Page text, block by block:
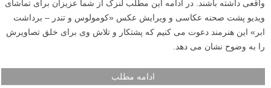
ترکیب عکس ها، تصاویر سورئال شگفت انگیز خلق می کند. اریک لحظه ها